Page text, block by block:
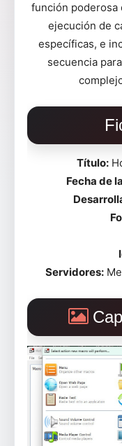
función poderosa
ejecución de
específicas, e
secuencia
Título:
Fecha de
Servidores: